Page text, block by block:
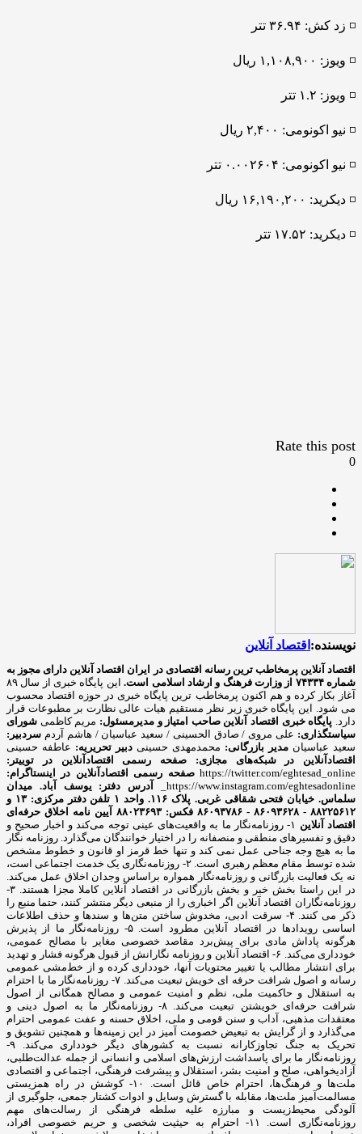
◽️ زد کش: ۳۶.۹۴ تتر
◽️ ویوز: ۱,۱۰۸,۹۰۰ ریال
◽️ ویوز: ۱.۲ تتر
◽️ نیو اکونومی: ۲,۴۰۰ ریال
◽️ نیو اکونومی: ۰.۰۰۲۶۰۴ تتر
◽️ دیکرید: ۱۶,۱۹۰,۲۰۰ ریال
◽️ دیکرید: ۱۷.۵۲ تتر
Rate this post
0
نویسنده: اقتصاد آنلاین
اقتصاد آنلاین پرمخاطب ترین رسانه اقتصادی در ایران اقتصاد آنلاین دارای مجوز به
شماره ۷۴۳۳۴ از وزارت فرهنگ و ارشاد اسلامی است.
این پایگاه خبری از سال ۸۹
آغاز بکار کرده و هم اکنون پرمخاطب ترین پایگاه خبری در حوزه اقتصاد محسوب
می شود. این پایگاه خبری زیر نظر مستقیم هیات عالی نظارت بر مطبوعات قرار
دارد. پایگاه خبری اقتصاد آنلاین صاحب امتیاز و مدیرمسئول: مریم کاظمی شورای
سیاستگذاری: علی مروی / صادق الحسینی / سعید عباسیان / هاشم آردم سردبیر:
سعید عباسیان مدیر بازرگانی: محمدمهدی حسینی دبیر تحریریه: عاطفه حسینی
اقتصادآنلاین در شبکه‌های مجازی:
صفحه رسمی اقتصادآنلاین در توییتر:
https://twitter.com/eghtesad_online صفحه رسمی اقتصادآنلاین در اینستاگرام:
https://www.instagram.com/eghtesadonline_
آدرس دفتر: یوسف آباد. میدان
سلماس. خیابان فتحی شقاقی غربی. پلاک ۱۱۶. واحد ۱
تلفن دفتر مرکزی: ۱۳ و
۸۸۲۲۵۶۱۲ - ۸۶۰۹۳۶۲۸ - ۸۶۰۹۳۷۸۶ فکس: ۸۸۰۲۳۶۹۳
آیین نامه اخلاق حرفه‌ای
اقتصاد آنلاین
۱- روزنامه‌نگار ما به واقعیت‌های عینی توجه می‌کند و اخبار صحیح و
دقیق و تفسیرهای منطقی و منصفانه را در اختیار خوانندگان می‌گذارد. روزنامه نگار
ما به هیچ وجه جناحی عمل نمی کند و تنها خط قرمز او قانون و خطوط مشخص
شده توسط مقام معظم رهبری است. ۲- روزنامه‌نگاری یک خدمت اجتماعی است،
نه یک فعالیت بازرگانی و روزنامه‌نگار همواره براساس وجدان اخلاق عمل می‌کند.
در این راستا بخش خبر و بخش بازرگانی در اقتصاد آنلاین کاملا مجزا هستند. ۳-
روزنامه‌نگاران اقتصاد آنلاین اگر اخباری را از منبعی دیگر منتشر کنند، حتما منبع را
ذکر می کنند. ۴- سرقت ادبی، مخدوش ساختن متن‌ها و سندها و حذف اطلاعات
اساسی رویدادها در اقتصاد آنلاین مطرود است. ۵- روزنامه‌نگار ما از پذیرش
هرگونه پاداش مادی برای پیش‌برد مقاصد خصوصی مغایر با مصالح عمومی،
خودداری می‌کند. ۶- اقتصاد آنلاین و روزنامه نگارانش از قبول هرگونه فشار و تهدید
برای انتشار مطالب یا تغییر محتویات آنها، خودداری کرده و از خط‌مشی عمومی
رسانه و اصول شرافت حرفه ای خویش تبعیت می‌کند. ۷- روزنامه‌نگار ما با احترام
به استقلال و حاکمیت ملی، نظم و امنیت عمومی و مصالح همگانی از اصول
شرافت حرفه‌ای خویشتن تبعیت می‌کند. ۸- روزنامه‌نگار ما به اصول دینی و
معتقدات مذهبی، آداب و سنن قومی و ملی، اخلاق حسنه و عفت عمومی احترام
می‌گذارد و از گرایش به تبعیض خصومت آمیز در این زمینه‌ها و همچنین تشویق و
تحریک به جنگ تجاوزکارانه نسبت به کشورهای دیگر خودداری می‌کند. ۹-
روزنامه‌نگار ما برای پاسداشت ارزش‌های اسلامی و انسانی از جمله عدالت‌طلبی،
آزادیخواهی، صلح و امنیت بشر، استقلال و پیشرفت فرهنگی، اجتماعی و اقتصادی
ملت‌ها و فرهنگ‌ها، احترام خاص قائل است. ۱۰- کوشش در راه همزیستی
مسالمت‌آمیز ملت‌ها، مقابله با گسترش وسایل و ادوات کشتار جمعی، جلوگیری از
آلودگی محیط‌زیست و مبارزه علیه سلطه فرهنگی از رسالت‌های مهم
روزنامه‌نگاری است. ۱۱- احترام به حیثیت شخصی و حریم خصوصی افراد،